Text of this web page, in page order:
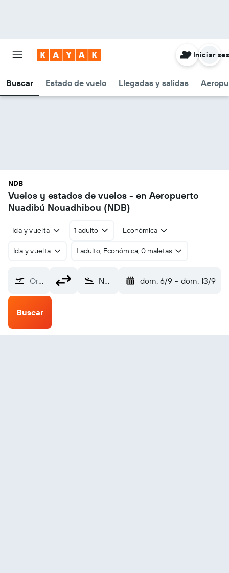
Buscar Estado de vuelo Llegadas y salidas
Iniciar
NDB
Vuelos y estados de vuelos - en Aeropuerto
Nuadibú Nouadhibou (NDB)
Ida y vuelta 1 adulto Económica
Ida y vuelta 1 adulto, Económica, 0 maletas
Origen Nuadibú Nouadhibou (NDB) dom. 6/9 - dom. 13/9
Buscar